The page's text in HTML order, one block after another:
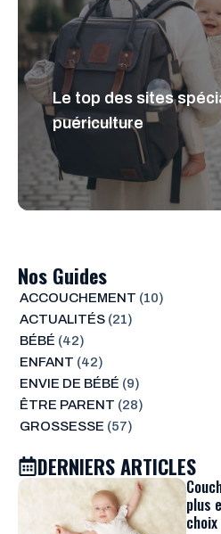
Le top des sites
puériculture
Nos Guides
ACCOUCHEMENT (10)
ACTUALITÉS(21)
BÉBÉ (42)
ENFANT (42)
ENVIE DE BÉBÉ (9)
ÊTRE PARENT (28)
GROSSESSE (57)
DERNIERS ARTICLES
plus